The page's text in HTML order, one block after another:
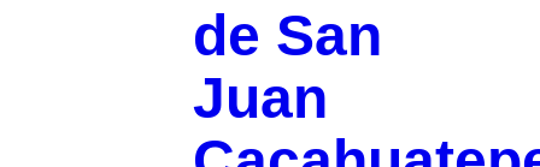
de San
Juan